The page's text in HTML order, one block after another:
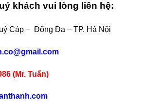
khách vui lòng liên hệ:
Cáp – Đống Đa – TP. Hà Nội
(Mr. Tuấn)